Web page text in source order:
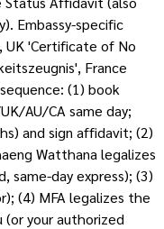
Embassy-specific
UK 'Certificate of No
France
(1) book
AU/CA same day;
and sign affidavit; (2)
Watthana legalizes
same-day express); (3)
(4) MFA legalizes the
(or your authorized